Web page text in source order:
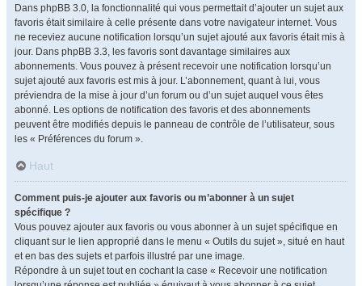
Dans phpBB 3.0, la fonctionnalité qui vous permettait d’ajouter un sujet aux
favoris était similaire à celle présente dans votre navigateur internet. Vous
ne receviez aucune notification lorsqu’un sujet ajouté aux favoris était mis à
jour. Dans phpBB 3.3, les favoris sont davantage similaires aux
abonnements. Vous pouvez à présent recevoir une notification lorsqu’un
sujet ajouté aux favoris est mis à jour. L’abonnement, quant à lui, vous
préviendra de la mise à jour d’un forum ou d’un sujet auquel vous êtes
abonné. Les options de notification des favoris et des abonnements
peuvent être modifiés depuis le panneau de contrôle de l’utilisateur, sous
les « Préférences du forum ».
Haut
Comment puis-je ajouter aux favoris ou m’abonner à un sujet
spécifique ?
Vous pouvez ajouter aux favoris ou vous abonner à un sujet spécifique en
cliquant sur le lien approprié dans le menu « Outils du sujet », situé en haut
et en bas des sujets et parfois illustré par une image.
Répondre à un sujet tout en cochant la case « Recevoir une notification